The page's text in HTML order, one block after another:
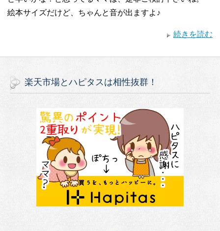
絵本サイズだけど、ちゃんと音が出ますよ♪
続きを読む
楽天市場とハピタスは相性抜群！